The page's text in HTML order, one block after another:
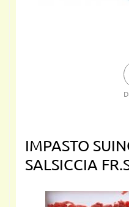
IMPASTO
SALSICCIA